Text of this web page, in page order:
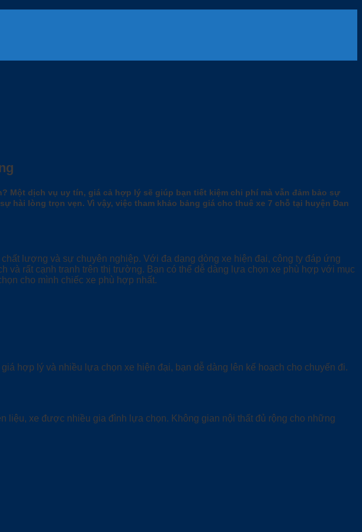
dịch vụ uy tín, giá cả hợp lý sẽ giúp bạn tiết kiệm chi phí mà vẫn đảm bảo sự
lòng trọn vẹn. Vì vậy, việc tham khảo bảng giá cho thuê xe 7 chỗ tại huyện Đan
lượng và sự chuyên nghiệp. Với đa dạng dòng xe hiện đại, công ty đáp ứng
và rất cạnh tranh trên thị trường. Bạn có thể dễ dàng lựa chọn xe phù hợp với mục
cho mình chiếc xe phù hợp nhất.
hợp lý và nhiều lựa chọn xe hiện đại, bạn dễ dàng lên kế hoạch cho chuyến đi.
liệu, xe được nhiều gia đình lựa chọn. Không gian nội thất đủ rộng cho những